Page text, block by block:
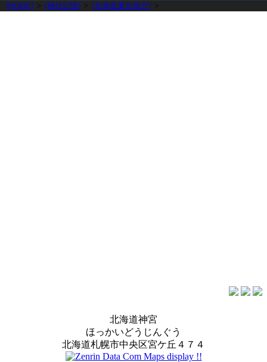
[HOME] [神社記憶] [北海道東北地方]
北海道神宮
ほっかいどうじんぐう
北海道札幌市中央区宮ケ丘４７４